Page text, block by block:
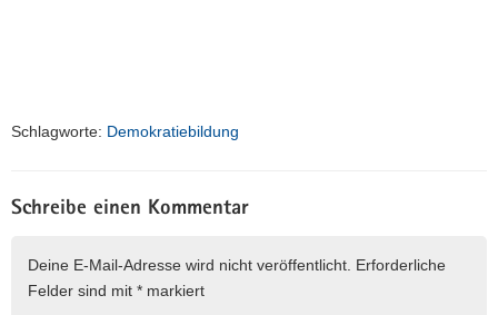
Schlagworte: Demokratiebildung
Schreibe einen Kommentar
Deine E-Mail-Adresse wird nicht veröffentlicht. Erforderliche
Felder sind mit * markiert